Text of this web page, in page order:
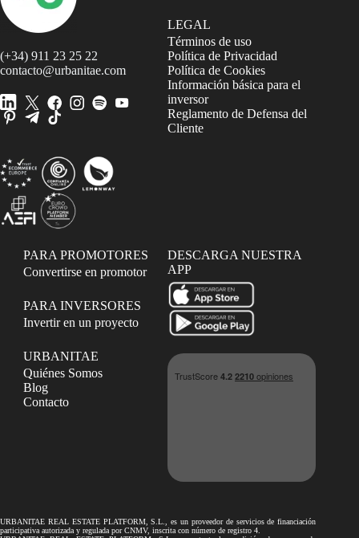
(+34) 911 23 25 22
contacto@urbanitae.com
LEGAL
Términos de uso
Política de Privacidad
Política de Cookies
Información básica para el
inversor
Reglamento de Defensa del
Cliente
PARA PROMOTORES
Convertirse en promotor
PARA INVERSORES
Invertir en un proyecto
URBANITAE
Quiénes Somos
Blog
Contacto
DESCARGA NUESTRA
APP
URBANITAE REAL ESTATE PLATFORM, S.L., es un proveedor de servicios de financiación
participativa autorizada y regulada por CNMV, inscrita con número de registro 4.